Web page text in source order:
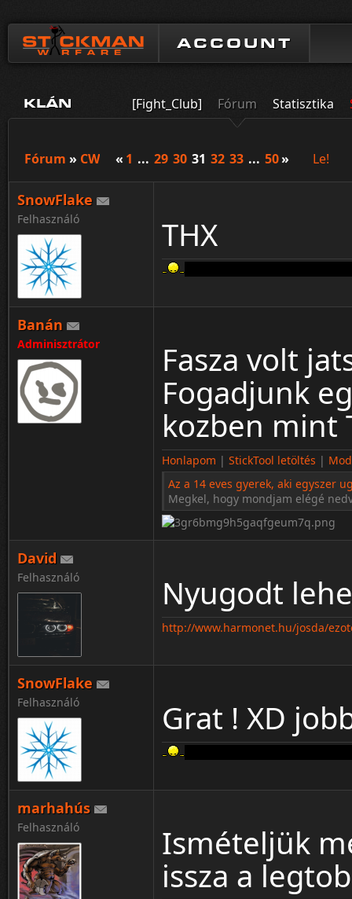
ACCOUNT
KLÁN [Fight_Club] Fórum Statisztika
Fórum » CW « 1 ... 29 30 31 32 33 ... 50» Le!
SnowFlake
Felhasználó THX
Banán
Adminisztrátor
Fasza volt
Fogadjunk
kozben mint
Honlapom | StickTool letöltés |
Az a 14 eves gyerek, aki egyszer
Megkel, hogy mondjam elégé
David
Felhasználó Nyugodt
http://www.harmonet.hu/josda/
SnowFlake
Felhasználó Grat ! XD
marhahús
Felhasználó
Ismételjük
issza a